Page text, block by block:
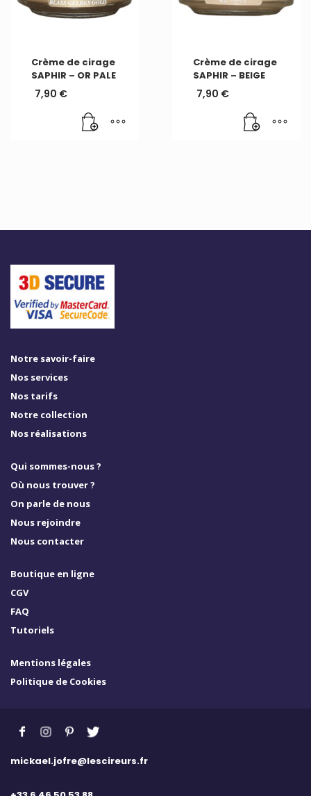
Crème de cirage
SAPHIR – OR PALE
7,90 €
Crème de cirage
SAPHIR – BEIGE
7,90 €
Notre savoir-faire
Nos services
Nos tarifs
Notre collection
Nos réalisations
Qui sommes-nous ?
Où nous trouver ?
On parle de nous
Nous rejoindre
Nous contacter
Boutique en ligne
CGV
FAQ
Tutoriels
Mentions légales
Politique de Cookies
mickael.jofre@lescireurs.fr